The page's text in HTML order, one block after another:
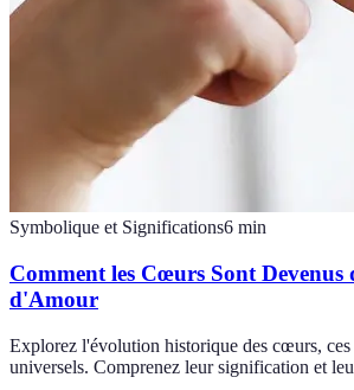
Symbolique et Significations6 min
Comment les Cœurs Sont Devenus
d'Amour
Explorez l'évolution historique des cœurs,
universels. Comprenez leur signification et